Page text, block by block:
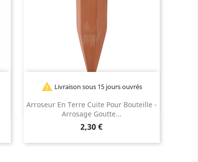
Arroseur En Terre Cuite Pour Bouteille -
Arrosage Goutte...
Prix
2,30 €
 Livraison sous 15 jours ouvrés